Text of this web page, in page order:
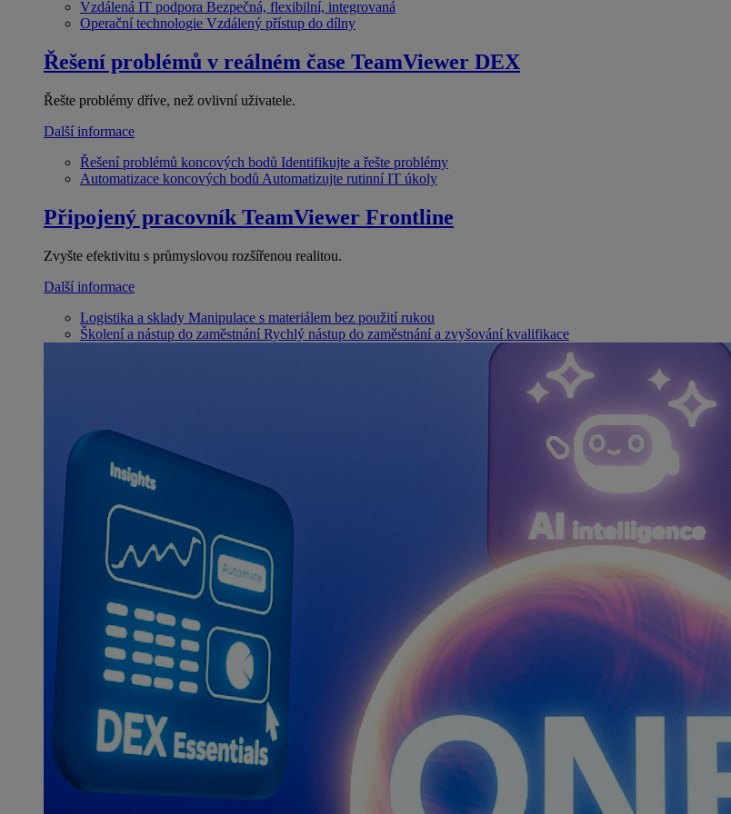
Vzdálená IT podpora Bezpečná, flexibilní, integrovaná
Operační technologie Vzdálený přístup do dílny
Řešení problémů v reálném čase TeamViewer DEX
Řešte problémy dříve, než ovlivní uživatele.
Další informace
Řešení problémů koncových bodů Identifikujte a řešte problémy
Automatizace koncových bodů Automatizujte rutinní IT úkoly
Připojený pracovník TeamViewer Frontline
Zvyšte efektivitu s průmyslovou rozšířenou realitou.
Další informace
Logistika a sklady Manipulace s materiálem bez použití rukou
Školení a nástup do zaměstnání Rychlý nástup do zaměstnání a zvyšování kvalifikace